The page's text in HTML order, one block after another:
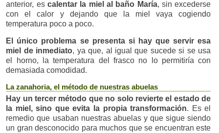
anterior, es calentar la miel al baño María, sin excederse
con el calor y dejando que la miel vaya cogiendo
temperatura poco a poco.
El único problema se presenta si hay que servir esa
miel de inmediato, ya que, al igual que sucede si se usa
el horno, la temperatura del frasco no lo permitiría con
demasiada comodidad.
La zanahoria, el método de nuestras abuelas
Hay un tercer método que no solo revierte el estado de
la miel, sino que evita la propia transformación. Es el
remedio que usaban nuestras abuelas y que sigue siendo
un gran desconocido para muchos que se encuentran este